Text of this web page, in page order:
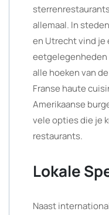
allemaal. In
en Utrecht vind je
alle hoeken van
Franse haute
Amerikaanse
vele opties die je
restaurants.
Lokale
Naast